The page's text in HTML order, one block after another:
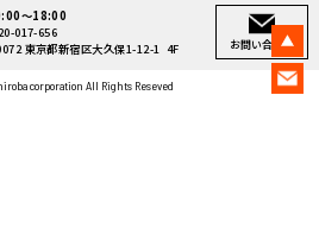
～18:00
017-656
東京都新宿区大久保1-12-1 4F
お問い合わせ
corporation All Rights Reseved